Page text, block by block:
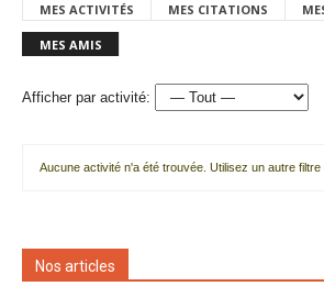
MES ACTIVITÉS MES CITATIONS
MES AMIS
Afficher par activité:
Aucune activité n'a été trouvée. Utilisez un autre filtre
Nos articles